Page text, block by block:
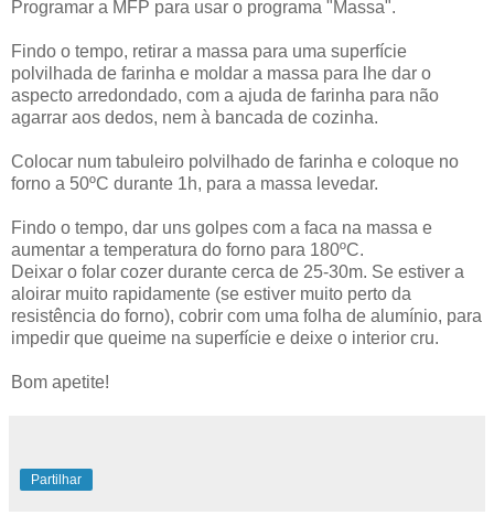
Programar a MFP para usar o programa "Massa".
Findo o tempo, retirar a massa para uma superfície
polvilhada de farinha e moldar a massa para lhe dar o
aspecto arredondado, com a ajuda de farinha para não
agarrar aos dedos, nem à bancada de cozinha.
Colocar num tabuleiro polvilhado de farinha e coloque no
forno a 50ºC durante 1h, para a massa levedar.
Findo o tempo, dar uns golpes com a faca na massa e
aumentar a temperatura do forno para 180ºC.
Deixar o folar cozer durante cerca de 25-30m. Se estiver a
aloirar muito rapidamente (se estiver muito perto da
resistência do forno), cobrir com uma folha de alumínio, para
impedir que queime na superfície e deixe o interior cru.
Bom apetite!
Partilhar